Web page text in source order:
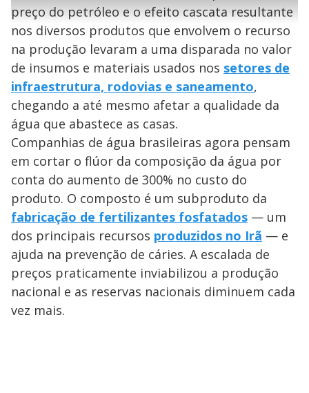
a
y
V
i
d
e
o
g
u
d
o
s
e
g
n
d
s
u
d
r
preço do petróleo e o efeito cascata resultante
nos diversos produtos que envolvem o recurso
na produção levaram a uma disparada no valor
de insumos e materiais usados nos setores de
infraestrutura, rodovias e saneamento,
chegando a até mesmo afetar a qualidade da
água que abastece as casas.
Companhias de água brasileiras agora pensam
em cortar o flúor da composição da água por
conta do aumento de 300% no custo do
produto. O composto é um subproduto da
fabricação de fertilizantes fosfatados — um
dos principais recursos produzidos no Irã — e
ajuda na prevenção de cáries. A escalada de
preços praticamente inviabilizou a produção
nacional e as reservas nacionais diminuem cada
vez mais.